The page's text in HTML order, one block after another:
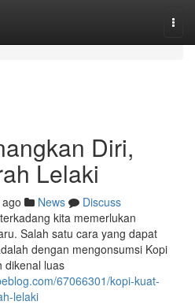
Diri,
Lelaki
News
Discuss
kita memerlukan
Salah satu cara yang dapat
dengan mengonsumsi Kopi
dikenal luas
67066301/kopi-kuat-
lelaki